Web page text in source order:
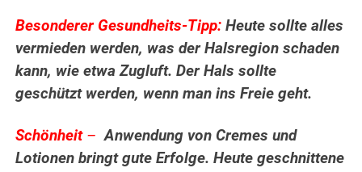
Besonderer Gesundheits-Tipp:Heute sollte alles
vermieden werden, was der Halsregion schaden
kann, wie etwa Zugluft. Der Hals sollte
geschützt werden, wenn man ins Freie geht.
Schönheit–Anwendung von Cremes und
Lotionen bringt gute Erfolge. Heute geschnittene